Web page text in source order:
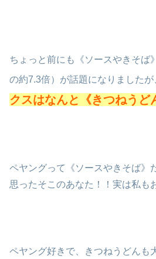
ちょっと前にも《ソースやきそば
の約7.3倍）が話題になりましたが
クスはなんと《きつねうど
ペヤングって《ソースやきそば》
思ったそこのあなた！！実は私も
ペヤング好きで、きつねうどんも